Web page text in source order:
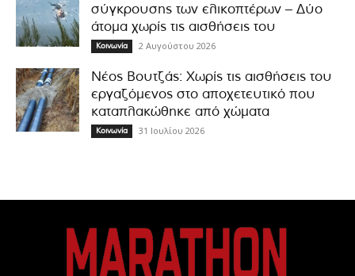
σύγκρουσης των ελικοπτέρων – Δύο
άτομα χωρίς τις αισθήσεις του
Κοινωνία 2 Αυγούστου 2026
Νέος Βουτζάς: Χωρίς τις αισθήσεις του
εργαζόμενος στο αποχετευτικό που
καταπλακώθηκε από χώματα
Κοινωνία 31 Ιουλίου 2026